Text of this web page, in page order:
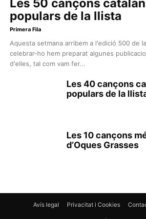
Les 50 cançons
populars de la llista
Primera Fila
Aquesta setmana arribem a l'edició 500 de
celebrar-ho hem preparat algunes
d'elles, tal com vam fer...
Les 40 cançons
populars de la
Les 10 cançons
d’Oques Grasses
Avís legal Privacitat i Cookies